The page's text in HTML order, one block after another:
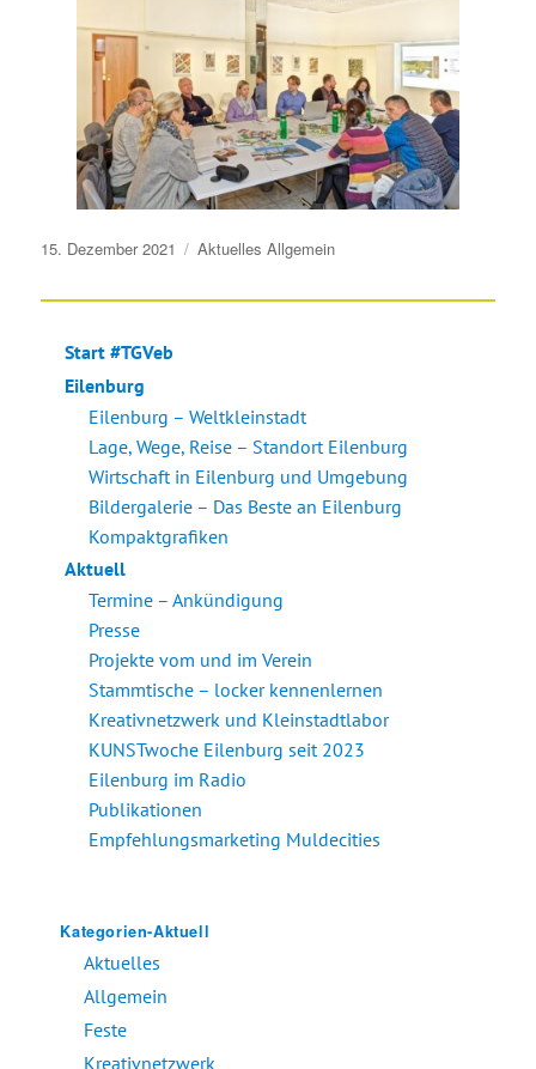
Veröffentlicht
15. Dezember 2021 Aktuelles Allgemein
Start #TGVeb
Eilenburg
Eilenburg – Weltkleinstadt
Lage, Wege, Reise – Standort Eilenburg
Wirtschaft in Eilenburg und Umgebung
Bildergalerie – Das Beste an Eilenburg
Kompaktgrafiken
Aktuell
Termine – Ankündigung
Presse
Projekte vom und im Verein
Stammtische – locker kennenlernen
Kreativnetzwerk und Kleinstadtlabor
KUNSTwoche Eilenburg seit 2023
Eilenburg im Radio
Publikationen
Empfehlungsmarketing Muldecities
Kategorien-Aktuell
Aktuelles
Allgemein
Feste
Kreativnetzwerk